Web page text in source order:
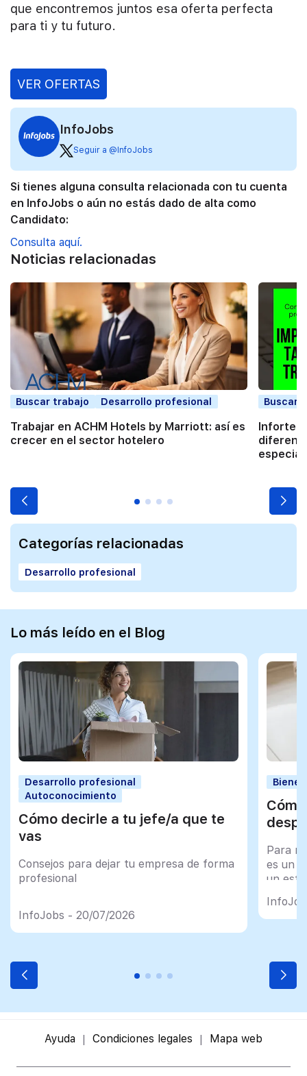
que encontremos juntos esa oferta perfecta
para ti y tu futuro.
VER OFERTAS
InfoJobs
Seguir a @InfoJobs
Si tienes alguna consulta relacionada con tu cuenta
en InfoJobs o aún no estás dado de alta como
Candidato:
Consulta aquí.
Noticias relacionadas
Buscar trabajo Desarrollo profesional
Trabajar en ACHM Hotels by Marriott: así es
crecer en el sector hotelero
Buscar
Infortec,
Categorías relacionadas
Desarrollo profesional
Lo más leído en el Blog
Desarrollo profesional
Autoconocimiento
Cómo decirle a tu jefe/a que te
vas
Consejos para dejar tu empresa de forma
profesional
InfoJobs - 20/07/2026
Para
es un
un
Ayuda Condiciones legales Mapa web